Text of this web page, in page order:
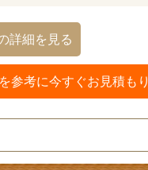
詳細を見る
参考に今すぐお見積もり